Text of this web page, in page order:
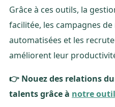
Grâce à ces outils, la
facilitée, les campagnes
automatisées et les
améliorent leur
👉 Nouez des relations
talents grâce à notre